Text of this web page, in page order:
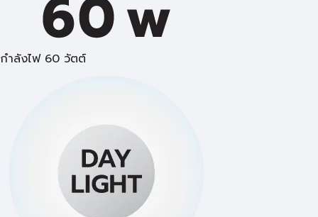
กำลังไฟ 60 วัตต์